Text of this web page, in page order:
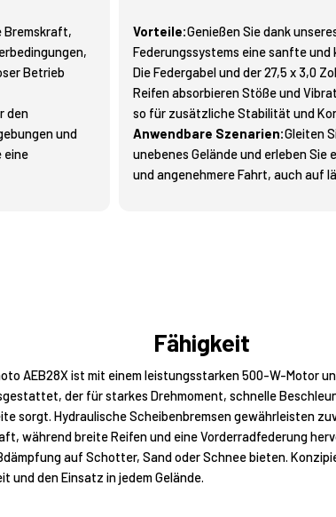
Bremskraft,
Betrieb
den
und
eine
Vorteile:Genießen Sie dank
Federungssystems eine sanfte und
Die Federgabel und der 27,5 x 3,0
Reifen absorbieren Stöße und
so für zusätzliche Stabilität und
Anwendbare Szenarien:Gleiten
unebenes Gelände und erleben Sie
und angenehmere Fahrt, auch auf
Fähigkeit
AEB28X ist mit einem leistungsstarken 500-W-Motor
der für starkes Drehmoment, schnelle
sorgt. Hydraulische Scheibenbremsen gewährleisten
während breite Reifen und eine Vorderradfederung
auf Schotter, Sand oder Schnee bieten.
und den Einsatz in jedem Gelände.